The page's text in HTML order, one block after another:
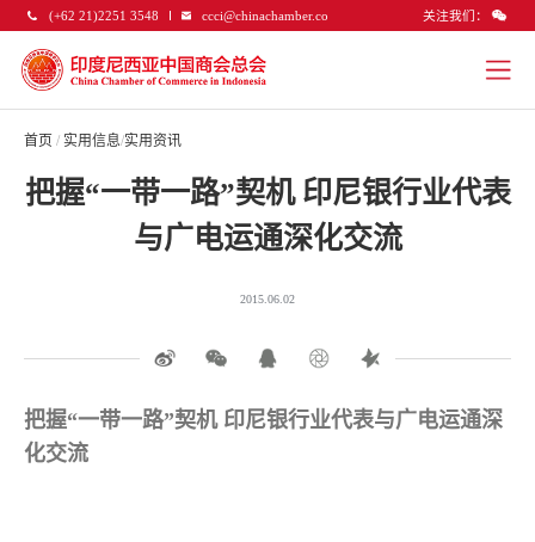
(+62 21)2251 3548 ccci@chinachamber.co 关注我们：
首页 / 实用信息/实用资讯
把握“一带一路”契机 印尼银行业代表
与广电运通深化交流
2015.06.02
把握“一带一路”契机 印尼银行业代表与广电运通深
化交流